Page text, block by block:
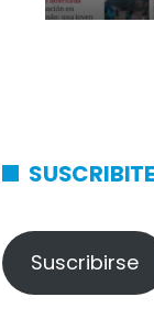
Suscribirse